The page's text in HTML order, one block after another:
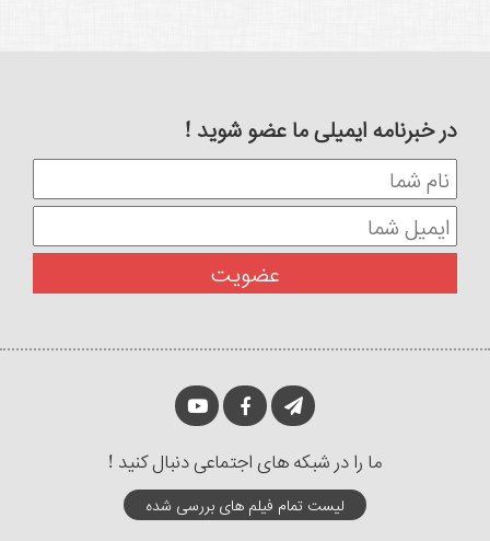
در خبرنامه ایمیلی ما عضو شوید !
ما را در شبکه های اجتماعی دنبال کنید !
لیست تمام فیلم های بررسی شده